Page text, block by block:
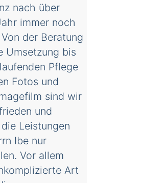
nach über
immer noch
der Beratung
Umsetzung bis
Pflege
Fotos und
sind wir
und
Leistungen
Ibe nur
Vor allem
Art